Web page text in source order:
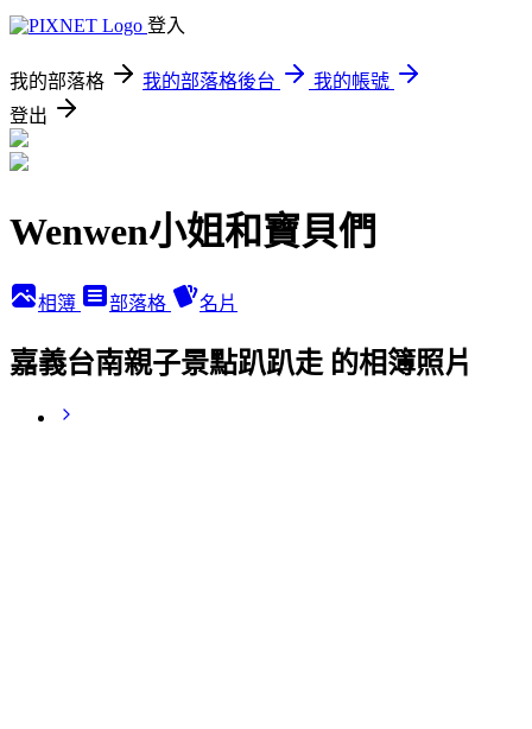
登入
我的部落格 我的部落格後台
我的帳號
登出
Wenwen小姐和寶貝們
相簿 部落格 名片
嘉義台南親子景點趴趴走 的相簿照片